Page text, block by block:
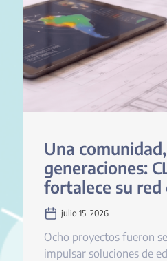
Una
generaciones:
fortalece su red
sostenible en
julio 15, 2026
Ocho proyectos fueron
impulsar soluciones de